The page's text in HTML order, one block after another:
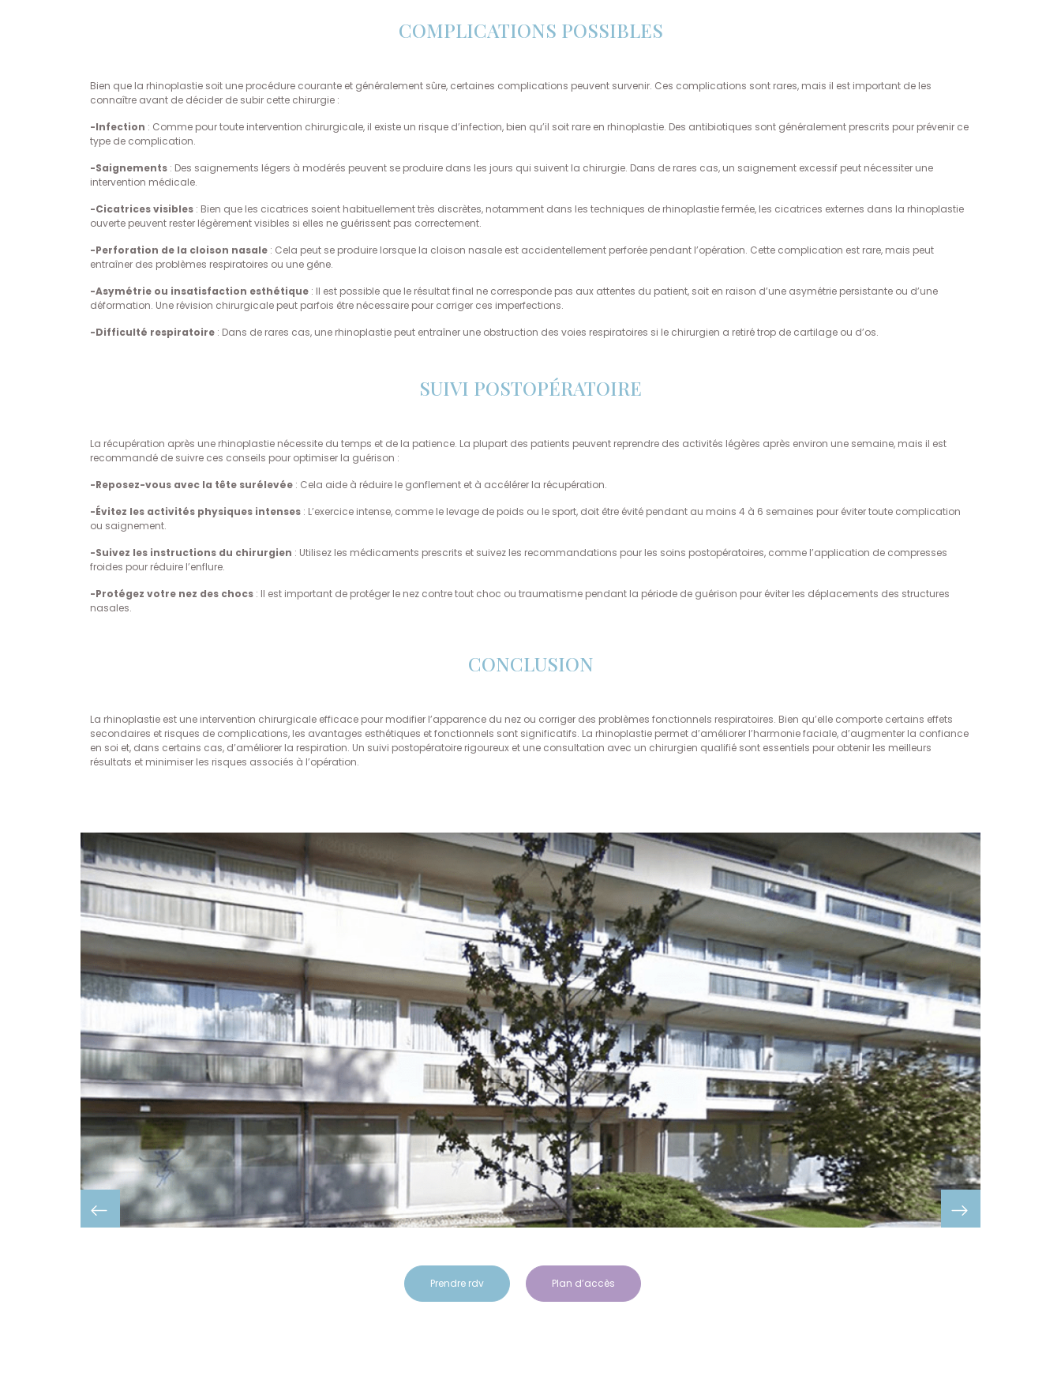
COMPLICATIONS POSSIBLES
Bien que la rhinoplastie soit une procédure courante et généralement sûre, certaines complications peuvent survenir. Ces complications sont rares, mais il est important de les
connaître avant de décider de subir cette chirurgie :
-Infection : Comme pour toute intervention chirurgicale, il existe un risque d’infection, bien qu’il soit rare en rhinoplastie. Des antibiotiques sont généralement prescrits pour prévenir ce
type de complication.
-Saignements : Des saignements légers à modérés peuvent se produire dans les jours qui suivent la chirurgie. Dans de rares cas, un saignement excessif peut nécessiter une
intervention médicale.
-Cicatrices visibles : Bien que les cicatrices soient habituellement très discrètes, notamment dans les techniques de rhinoplastie fermée, les cicatrices externes dans la rhinoplastie
ouverte peuvent rester légèrement visibles si elles ne guérissent pas correctement.
-Perforation de la cloison nasale : Cela peut se produire lorsque la cloison nasale est accidentellement perforée pendant l’opération. Cette complication est rare, mais peut
entraîner des problèmes respiratoires ou une gêne.
-Asymétrie ou insatisfaction esthétique : Il est possible que le résultat final ne corresponde pas aux attentes du patient, soit en raison d’une asymétrie persistante ou d’une
déformation. Une révision chirurgicale peut parfois être nécessaire pour corriger ces imperfections.
-Difficulté respiratoire : Dans de rares cas, une rhinoplastie peut entraîner une obstruction des voies respiratoires si le chirurgien a retiré trop de cartilage ou d’os.
SUIVI POSTOPÉRATOIRE
La récupération après une rhinoplastie nécessite du temps et de la patience. La plupart des patients peuvent reprendre des activités légères après environ une semaine, mais il est
recommandé de suivre ces conseils pour optimiser la guérison :
-Reposez-vous avec la tête surélevée : Cela aide à réduire le gonflement et à accélérer la récupération.
-Évitez les activités physiques intenses : L’exercice intense, comme le levage de poids ou le sport, doit être évité pendant au moins 4 à 6 semaines pour éviter toute complication
ou saignement.
-Suivez les instructions du chirurgien : Utilisez les médicaments prescrits et suivez les recommandations pour les soins postopératoires, comme l’application de compresses
froides pour réduire l’enflure.
-Protégez votre nez des chocs : Il est important de protéger le nez contre tout choc ou traumatisme pendant la période de guérison pour éviter les déplacements des structures
nasales.
CONCLUSION
La rhinoplastie est une intervention chirurgicale efficace pour modifier l’apparence du nez ou corriger des problèmes fonctionnels respiratoires. Bien qu’elle comporte certains effets
secondaires et risques de complications, les avantages esthétiques et fonctionnels sont significatifs. La rhinoplastie permet d’améliorer l’harmonie faciale, d’augmenter la confiance
en soi et, dans certains cas, d’améliorer la respiration. Un suivi postopératoire rigoureux et une consultation avec un chirurgien qualifié sont essentiels pour obtenir les meilleurs
résultats et minimiser les risques associés à l’opération.
Prendre rdv Plan d’accès